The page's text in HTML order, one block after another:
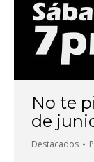
No te
de
Destacados